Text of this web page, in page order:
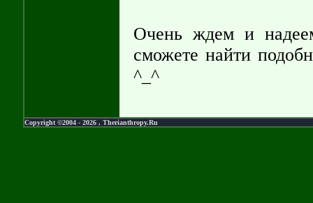
Очень ждем и
сможете найти
^_^
Copyright ©2004 - 2026 , Therianthropy.Ru